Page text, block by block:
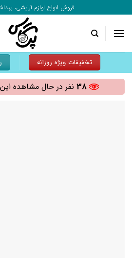
محتوا
بروید
فروش انواع لوازم آرایشی،
تخفیفات ویژه روزانه
38 نفر در حال مشاهده